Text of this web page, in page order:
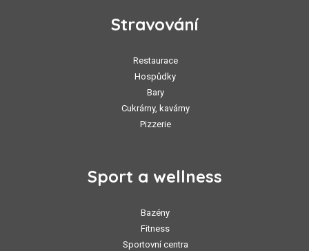
Stravování
Restaurace
Hospůdky
Bary
Cukrárny, kavárny
Pizzerie
Sport a wellness
Bazény
Fitness
Sportovní centra